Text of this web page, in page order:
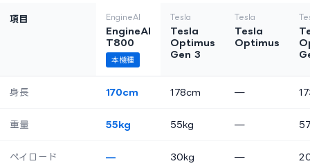
項目 EngineAI
EngineAI
T800
本機種
Tesla
Tesla
Optimus
Gen 3
Tesla
Tesla
Optimus
身長 170cm 178cm —
重量 55kg 55kg —
ペイロード — 30kg —